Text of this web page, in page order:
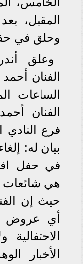
المقبل،
وحلق في
وعلق
الفنان
الساعات
الفنان
فرع النادي
بيان له:
في حفل
هي شائعات
حيث إن
أي عروض
الأخبار